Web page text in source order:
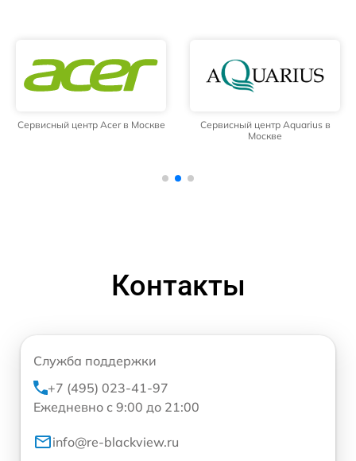
Сервисный центр Acer в Москве
Сервисный центр Aquarius в
Москве
Контакты
Служба поддержки
+7 (495) 023-41-97
Ежедневно с 9:00 до 21:00
info@re-blackview.ru